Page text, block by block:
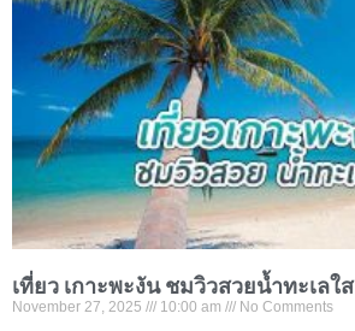
เที่ยว เกาะพะงัน ชมวิวสวยน้ำทะเลใส
November 27, 2025 10:00 am No Comments